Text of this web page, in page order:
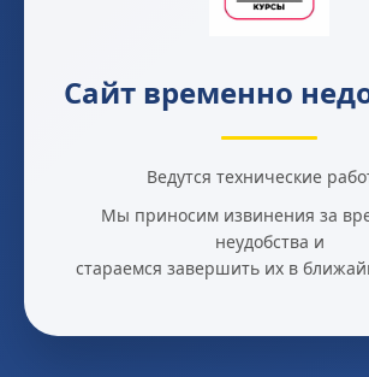
Сайт временно
Ведутся технические
Мы приносим извинения за
неудобства и
стараемся завершить их в